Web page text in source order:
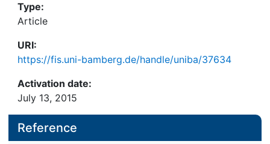
Type:
Article
URI:
https://fis.uni-bamberg.de/handle/uniba/37634
Activation date:
July 13, 2015
Reference